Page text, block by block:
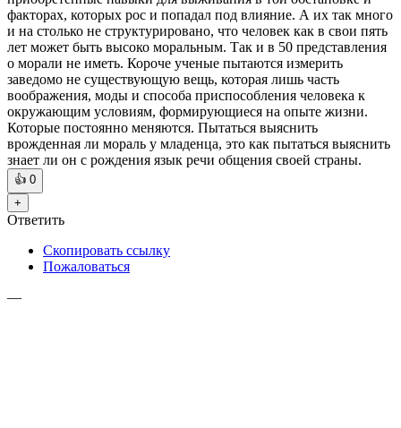
факторах, которых рос и попадал под влияние. А их так много
и на столько не структурировано, что человек как в свои пять
лет может быть высоко моральным. Так и в 50 представления
о морали не иметь. Короче ученые пытаются измерить
заведомо не существующую вещь, которая лишь часть
воображения, моды и способа приспособления человека к
окружающим условиям, формирующиеся на опыте жизни.
Которые постоянно меняются. Пытаться выяснить
врожденная ли мораль у младенца, это как пытаться выяснить
знает ли он с рождения язык речи общения своей страны.
👍 0
+
Ответить
Скопировать ссылку
Пожаловаться
—